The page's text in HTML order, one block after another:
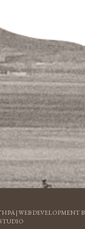
|WEB DEVELOPMENT